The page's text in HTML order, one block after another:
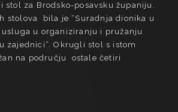
stol za Brodsko-posavsku županiju.
stolova bila je “Suradnja dionika u
u organiziranju i pružanju
zajednici“. Okrugli stol s istom
na području ostale četiri